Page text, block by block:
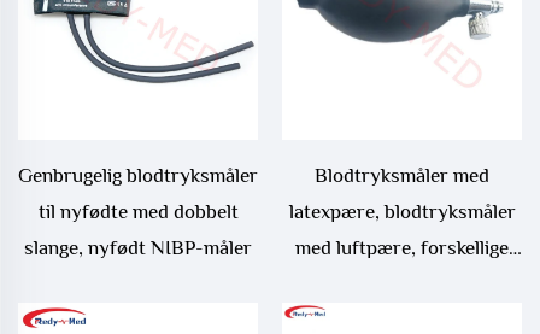
Genbrugelig blodtryksmåler
til nyfødte med dobbelt
slange, nyfødt NIBP-måler
Blodtryksmåler med
latexpære, blodtryksmåler
med luftpære, forskellige
manuelt komprimerbar